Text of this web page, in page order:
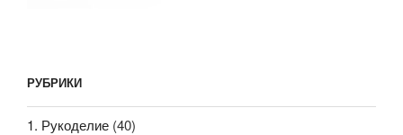
РУБРИКИ
1. Рукоделие (40)